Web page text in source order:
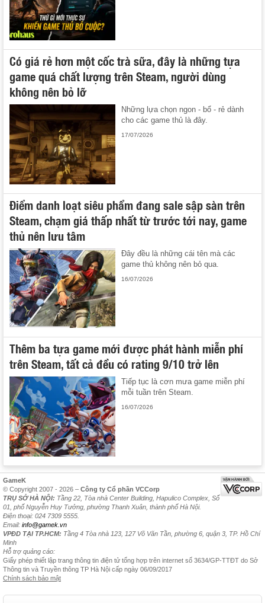
Có giá rẻ hơn một cốc trà sữa, đây là những tựa
game quá chất lượng trên Steam, người dùng
không nên bỏ lỡ
Những lựa chọn ngon - bổ - rẻ dành
cho các game thủ là đây.
17/07/2026
Điểm danh loạt siêu phẩm đang sale sập sàn trên
Steam, chạm giá thấp nhất từ trước tới nay, game
thủ nên lưu tâm
Đây đều là những cái tên mà các
game thủ không nên bỏ qua.
16/07/2026
Thêm ba tựa game mới được phát hành miễn phí
trên Steam, tất cả đều có rating 9/10 trở lên
Tiếp tục là cơn mưa game miễn phí
mỗi tuần trên Steam.
16/07/2026
GameK
© Copyright 2007 - 2026 – Công ty Cổ phần VCCorp
TRỤ SỞ HÀ NỘI: Tầng 22, Tòa nhà Center Building, Hapulico Complex, Số
01, phố Nguyễn Huy Tưởng, phường Thanh Xuân, thành phố Hà Nội.
Điện thoại: 024 7309 5555.
Email: info@gamek.vn
VPĐD TẠI TP.HCM: Tầng 4 Tòa nhà 123, 127 Võ Văn Tần, phường 6, quận 3, TP. Hồ Chí
Minh
Hỗ trợ quảng cáo:
Giấy phép thiết lập trang thông tin điện tử tổng hợp trên internet số 3634/GP-TTĐT do Sở
Thông tin và Truyền thông TP Hà Nội cấp ngày 06/09/2017
Chính sách bảo mật